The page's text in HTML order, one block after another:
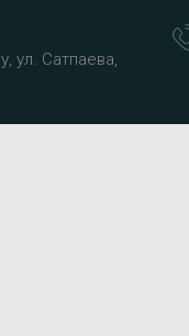
ул. Сатпаева,